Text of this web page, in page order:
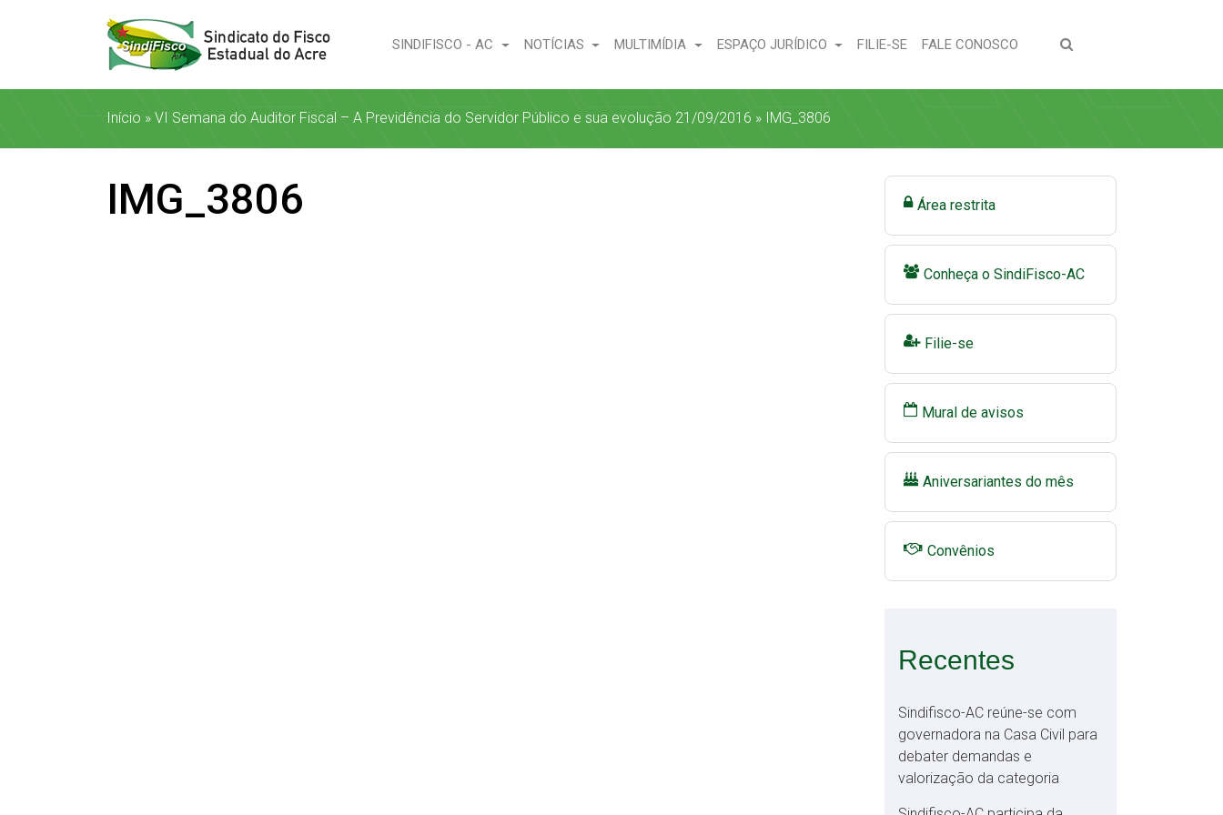
SINDIFISCO - AC NOTÍCIAS MULTIMÍDIA ESPAÇO JURÍDICO FILIE-SE(CURRENT)
FALE CONOSCO (CURRENT)
Início » VI Semana do Auditor Fiscal – A Previdência do Servidor Público e sua evolução 21/09/2016 » IMG_3806
IMG_3806 Área restrita
Conheça o SindiFisco-AC
Filie-se
Mural de avisos
Aniversariantes do mês
Convênios
Recentes
Sindifisco-AC reúne-se com
governadora na Casa Civil para
debater demandas e
valorização da categoria